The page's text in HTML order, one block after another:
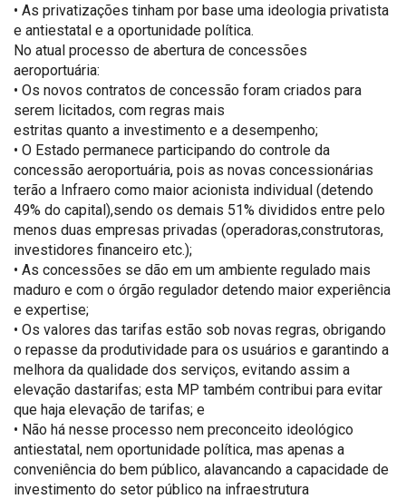
• As privatizações tinham por base uma ideologia privatista
e antiestatal e a oportunidade política.
No atual processo de abertura de concessões
aeroportuária:
• Os novos contratos de concessão foram criados para
serem licitados, com regras mais
estritas quanto a investimento e a desempenho;
• O Estado permanece participando do controle da
concessão aeroportuária, pois as novas concessionárias
terão a Infraero como maior acionista individual (detendo
49% do capital),sendo os demais 51% divididos entre pelo
menos duas empresas privadas (operadoras,construtoras,
investidores financeiro etc.);
• As concessões se dão em um ambiente regulado mais
maduro e com o órgão regulador detendo maior experiência
e expertise;
• Os valores das tarifas estão sob novas regras, obrigando
o repasse da produtividade para os usuários e garantindo a
melhora da qualidade dos serviços, evitando assim a
elevação dastarifas; esta MP também contribui para evitar
que haja elevação de tarifas; e
• Não há nesse processo nem preconceito ideológico
antiestatal, nem oportunidade política, mas apenas a
conveniência do bem público, alavancando a capacidade de
investimento do setor público na infraestrutura